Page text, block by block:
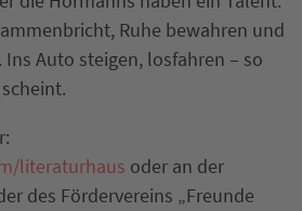
Ruhe bewahren und
Ins Auto steigen, losfahren – so
literaturhaus oder an der
des Fördervereins „Freunde